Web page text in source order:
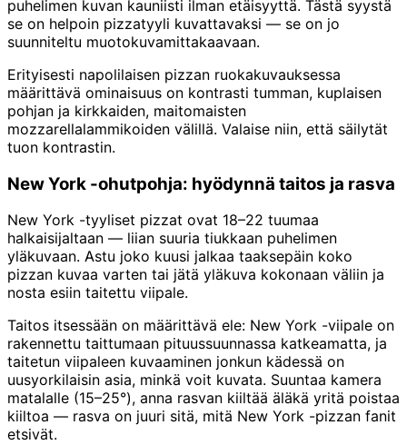
puhelimen kuvan kauniisti ilman etäisyyttä. Tästä syystä
se on helpoin pizzatyyli kuvattavaksi — se on jo
suunniteltu muotokuvamittakaavaan.
Erityisesti napolilaisen pizzan ruokakuvauksessa
määrittävä ominaisuus on kontrasti tumman, kuplaisen
pohjan ja kirkkaiden, maitomaisten
mozzarellalammikoiden välillä. Valaise niin, että säilytät
tuon kontrastin.
New York -ohutpohja: hyödynnä taitos ja rasva
New York -tyyliset pizzat ovat 18–22 tuumaa
halkaisijaltaan — liian suuria tiukkaan puhelimen
yläkuvaan. Astu joko kuusi jalkaa taaksepäin koko
pizzan kuvaa varten tai jätä yläkuva kokonaan väliin ja
nosta esiin taitettu viipale.
Taitos itsessään on määrittävä ele: New York -viipale on
rakennettu taittumaan pituussuunnassa katkeamatta, ja
taitetun viipaleen kuvaaminen jonkun kädessä on
uusyorkilaisin asia, minkä voit kuvata. Suuntaa kamera
matalalle (15–25°), anna rasvan kiiltää äläkä yritä poistaa
kiiltoa — rasva on juuri sitä, mitä New York -pizzan fanit
etsivät.